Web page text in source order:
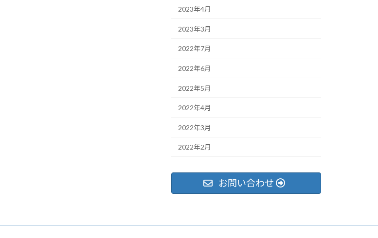
2023年4月
2023年3月
2022年7月
2022年6月
2022年5月
2022年4月
2022年3月
2022年2月
お問い合わせ